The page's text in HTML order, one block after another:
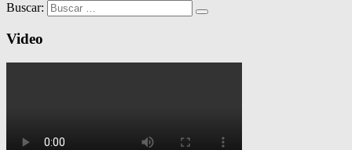
Buscar:
Video